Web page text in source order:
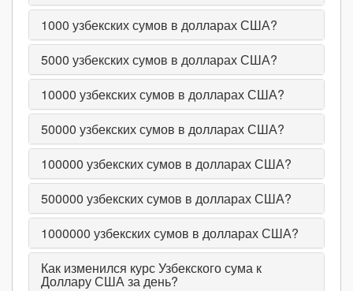
1000 узбекских сумов в долларах США?
5000 узбекских сумов в долларах США?
10000 узбекских сумов в долларах США?
50000 узбекских сумов в долларах США?
100000 узбекских сумов в долларах США?
500000 узбекских сумов в долларах США?
1000000 узбекских сумов в долларах США?
Как изменился курс Узбекского сума к
Доллару США за день?